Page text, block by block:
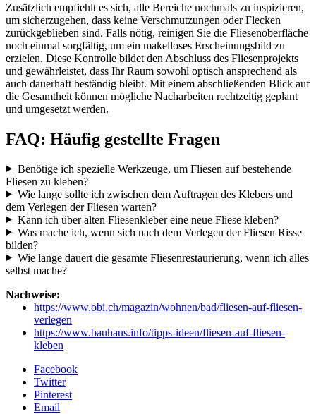
Zusätzlich empfiehlt es sich, alle Bereiche nochmals zu inspizieren,
um sicherzugehen, dass keine Verschmutzungen oder Flecken
zurückgeblieben sind. Falls nötig, reinigen Sie die Fliesenoberfläche
noch einmal sorgfältig, um ein makelloses Erscheinungsbild zu
erzielen. Diese Kontrolle bildet den Abschluss des Fliesenprojekts
und gewährleistet, dass Ihr Raum sowohl optisch ansprechend als
auch dauerhaft beständig bleibt. Mit einem abschließenden Blick auf
die Gesamtheit können mögliche Nacharbeiten rechtzeitig geplant
und umgesetzt werden.
FAQ: Häufig gestellte Fragen
Benötige ich spezielle Werkzeuge, um Fliesen auf bestehende
Fliesen zu kleben?
Wie lange sollte ich zwischen dem Auftragen des Klebers und
dem Verlegen der Fliesen warten?
Kann ich über alten Fliesenkleber eine neue Fliese kleben?
Was mache ich, wenn sich nach dem Verlegen der Fliesen Risse
bilden?
Wie lange dauert die gesamte Fliesenrestaurierung, wenn ich alles
selbst mache?
Nachweise:
https://www.obi.ch/magazin/wohnen/bad/fliesen-auf-fliesen-
verlegen
https://www.bauhaus.info/tipps-ideen/fliesen-auf-fliesen-
kleben
Facebook
Twitter
Pinterest
Email